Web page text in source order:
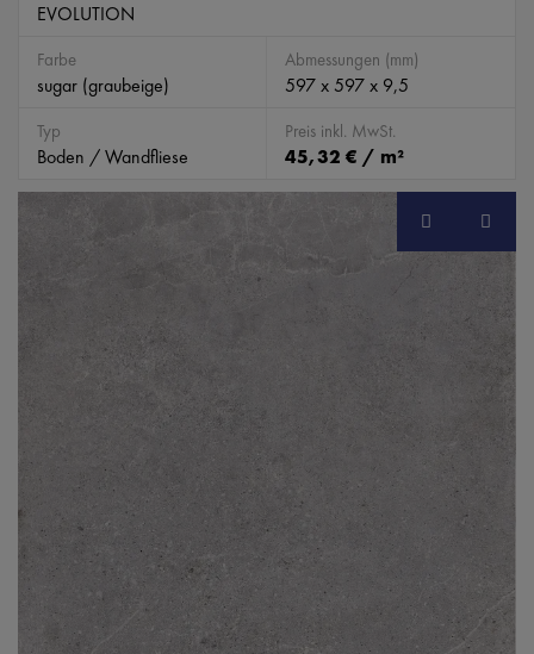
EVOLUTION
Farbe
sugar (graubeige)
Abmessungen (mm)
597 x 597 x 9,5
Typ
Boden / Wandfliese
Preis inkl. MwSt.
45,32 € / m²